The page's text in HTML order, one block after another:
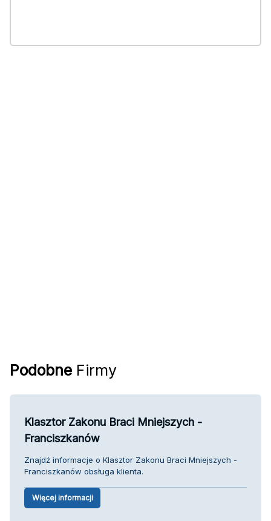
Podobne Firmy
Klasztor Zakonu Braci Mniejszych -
Franciszkanów
Znajdź informacje o Klasztor Zakonu Braci Mniejszych -
Franciszkanów obsługa klienta.
Więcej informacji